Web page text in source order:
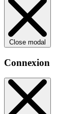
Close modal
Connexion